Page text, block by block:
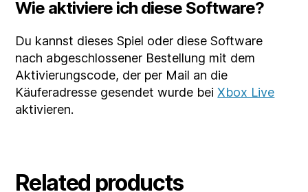
Wie aktiviere ich diese Software?
Du kannst dieses Spiel oder diese Software
nach abgeschlossener Bestellung mit dem
Aktivierungscode, der per Mail an die
Käuferadresse gesendet wurde beiXbox Live
aktivieren.
Related products